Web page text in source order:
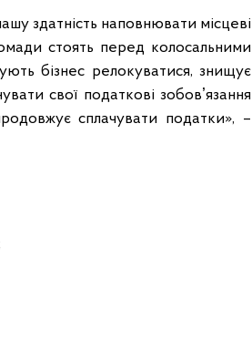
здатність наповнювати місцеві
стоять перед колосальними
бізнес релокуватися, знищує
свої податкові зобовʼязання
сплачувати податки», –